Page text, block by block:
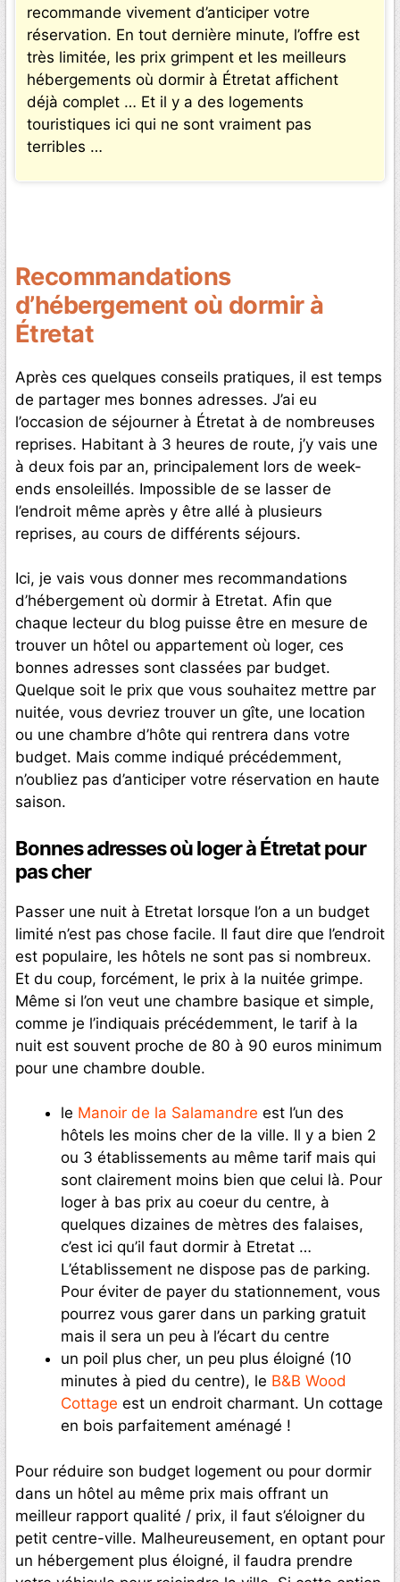
recommande vivement d’anticiper votre
réservation. En tout dernière minute, l’offre est
très limitée, les prix grimpent et les meilleurs
hébergements où dormir à Étretat affichent
déjà complet … Et il y a des logements
touristiques ici qui ne sont vraiment pas
terribles …
Recommandations
d’hébergement où dormir à
Étretat
Après ces quelques conseils pratiques, il est temps
de partager mes bonnes adresses. J’ai eu
l’occasion de séjourner à Étretat à de nombreuses
reprises. Habitant à 3 heures de route, j’y vais une
à deux fois par an, principalement lors de week-
ends ensoleillés. Impossible de se lasser de
l’endroit même après y être allé à plusieurs
reprises, au cours de différents séjours.
Ici, je vais vous donner mes recommandations
d’hébergement où dormir à Etretat. Afin que
chaque lecteur du blog puisse être en mesure de
trouver un hôtel ou appartement où loger, ces
bonnes adresses sont classées par budget.
Quelque soit le prix que vous souhaitez mettre par
nuitée, vous devriez trouver un gîte, une location
ou une chambre d’hôte qui rentrera dans votre
budget. Mais comme indiqué précédemment,
n’oubliez pas d’anticiper votre réservation en haute
saison.
Bonnes adresses où loger à Étretat pour
pas cher
Passer une nuit à Etretat lorsque l’on a un budget
limité n’est pas chose facile. Il faut dire que l’endroit
est populaire, les hôtels ne sont pas si nombreux.
Et du coup, forcément, le prix à la nuitée grimpe.
Même si l’on veut une chambre basique et simple,
comme je l’indiquais précédemment, le tarif à la
nuit est souvent proche de 80 à 90 euros minimum
pour une chambre double.
le Manoir de la Salamandre est l’un des
hôtels les moins cher de la ville. Il y a bien 2
ou 3 établissements au même tarif mais qui
sont clairement moins bien que celui là. Pour
loger à bas prix au coeur du centre, à
quelques dizaines de mètres des falaises,
c’est ici qu’il faut dormir à Etretat …
L’établissement ne dispose pas de parking.
Pour éviter de payer du stationnement, vous
pourrez vous garer dans un parking gratuit
mais il sera un peu à l’écart du centre
un poil plus cher, un peu plus éloigné (10
minutes à pied du centre), le B&B Wood
Cottage est un endroit charmant. Un cottage
en bois parfaitement aménagé !
Pour réduire son budget logement ou pour dormir
dans un hôtel au même prix mais offrant un
meilleur rapport qualité / prix, il faut s’éloigner du
petit centre-ville. Malheureusement, en optant pour
un hébergement plus éloigné, il faudra prendre